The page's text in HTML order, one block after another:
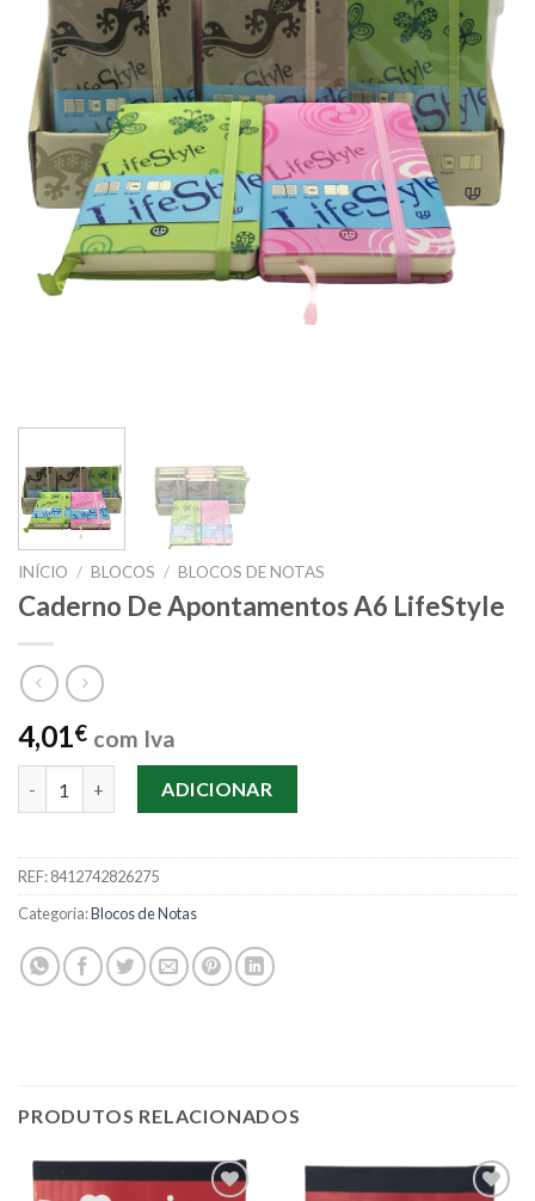
INÍCIO / BLOCOS / BLOCOS DE NOTAS
Caderno De Apontamentos A6 LifeStyle
4,01€ com Iva
ADICIONAR
REF:8412742826275
Categoria:Blocos de Notas
PRODUTOS RELACIONADOS